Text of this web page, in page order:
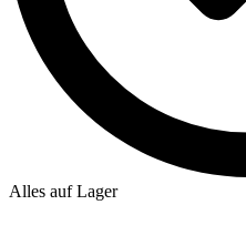
Alles auf Lager